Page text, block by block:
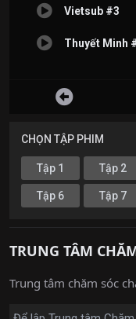
Vietsub #3
Thuyết Minh
CHỌN TẬP PHIM
Tập 1 Tập 2
Tập 6 Tập 7
TRUNG TÂM
Trung tâm chăm sóc